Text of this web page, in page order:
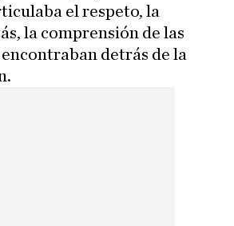
el respeto, la
la comprensión de las
detrás de la